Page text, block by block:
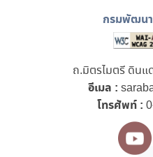
กรมพัฒน
ถ.มิตรไมตรี ดินแ
อีเมล :
โทรศัพท์ :